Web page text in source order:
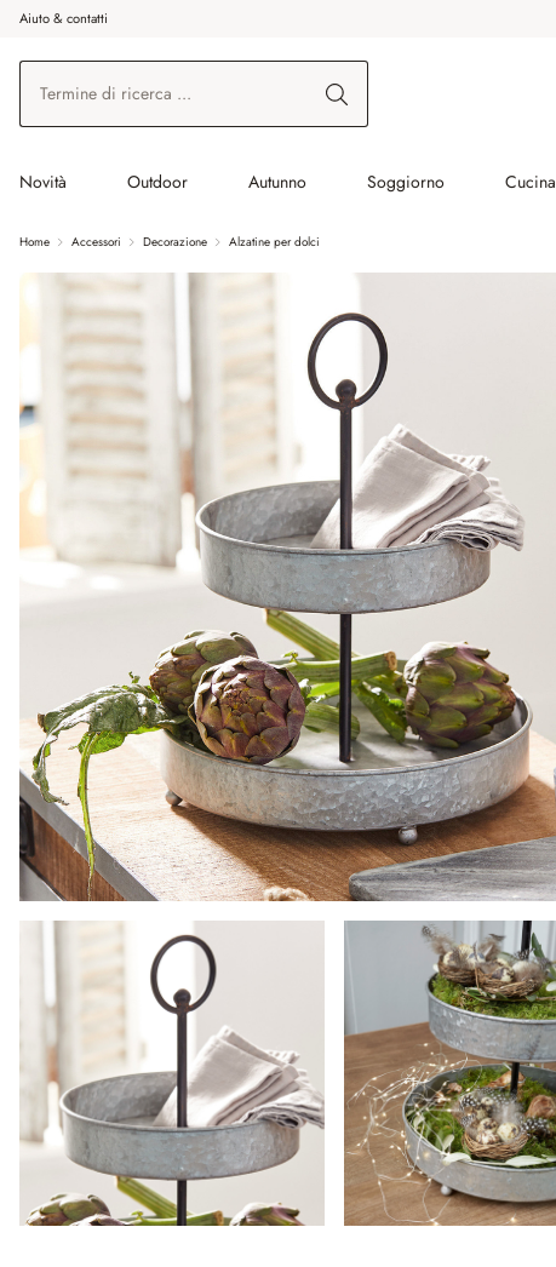
al contenuto principale
Vai alla ricerca
Vai alla navigazione principale
Aiuto & contatti
Novità Outdoor Autunno Soggiorno Cucina
Home Accessori Decorazione Alzatine per dolci